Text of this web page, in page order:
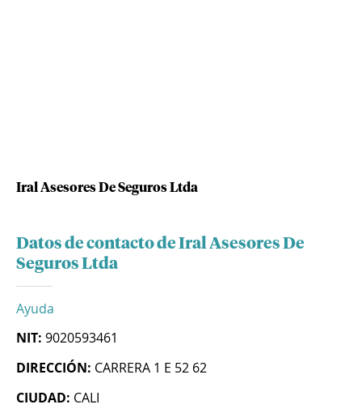
Iral Asesores De Seguros Ltda
Datos de contacto de Iral Asesores De
Seguros Ltda
Ayuda
NIT: 9020593461
DIRECCIÓN: CARRERA 1 E 52 62
CIUDAD: CALI